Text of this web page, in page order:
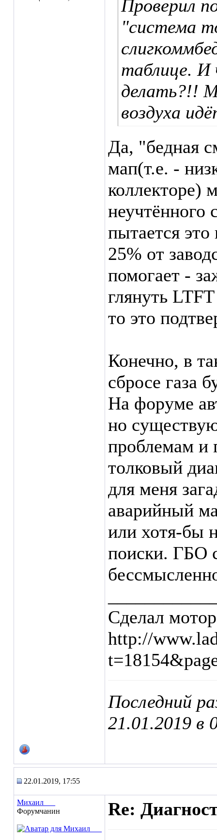
Проверил
"система
таблице. И
делать?!!
воздуха
Да, "бедная
мап(т.е. -
коллекторе)
неучтённого
пытается это
25% от
помогает -
глянуть
то это
Конечно, в
сбросе газа
На форуме
но
проблемам и
толковый
для меня
аварийный
или хотя-бы
поиски. ГБО
Сделал
http://
Последний
21.01.2019 в
22.01.2019, 17:55
Михаил___
Форумчанин
Re: